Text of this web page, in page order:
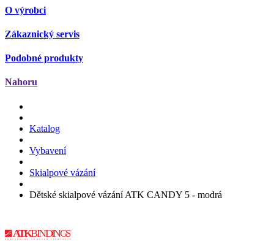
O výrobci
Zákaznický servis
Podobné produkty
Nahoru
Katalog
Vybavení
Skialpové vázání
Dětské skialpové vázání ATK CANDY 5 - modrá